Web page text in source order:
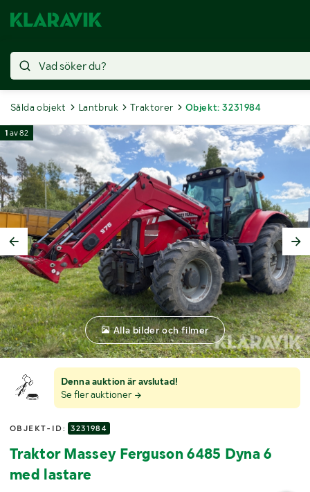
Sålda objekt Lantbruk Traktorer Objekt: 3231984
Denna auktion är avslutad!
Se fler auktioner
OBJEKT-ID: 3231984
Traktor Massey Ferguson 6485 Dyna 6
med lastare
1 av82
Alla bilder och filmer